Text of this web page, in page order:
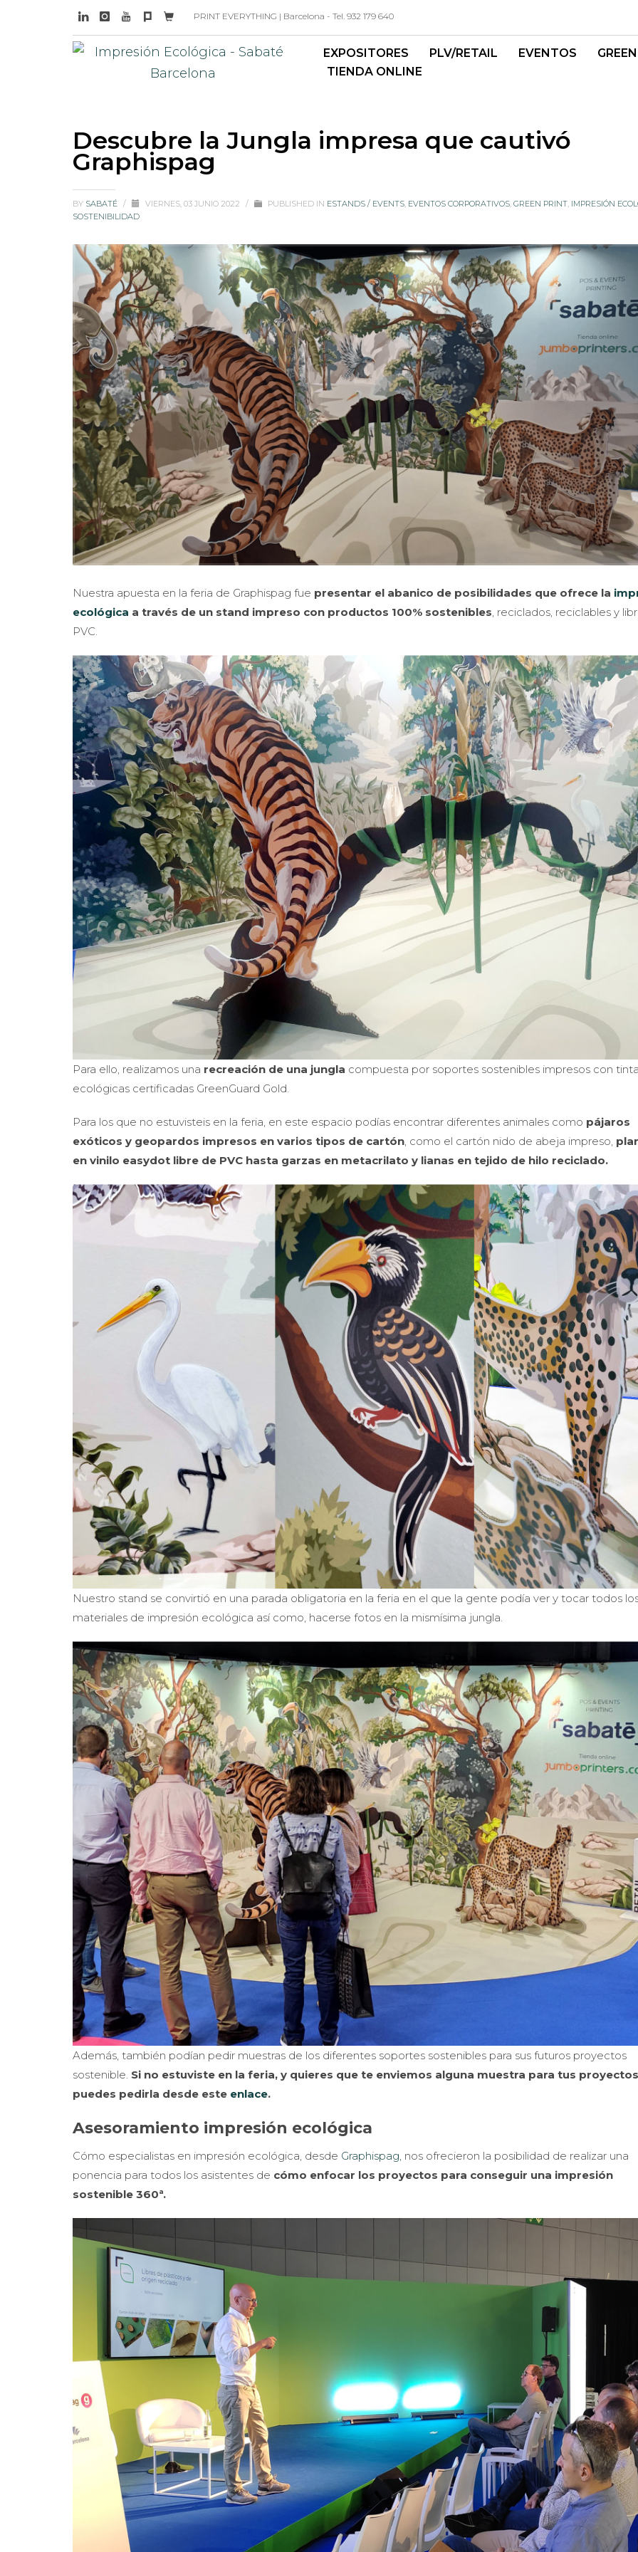
PRINT EVERYTHING | Barcelona - Tel. 932 179 640
EXPOSITORES PLV/RETAIL EVENTOS
TIENDA ONLINE
Descubre la Jungla impresa que cautivó
Graphispag
BY SABATÉ / VIERNES, 03 JUNIO 2022 / PUBLISHED IN ESTANDS / EVENTS, EVENTOS CORPORATIVOS, GREEN PRINT, IMPRESIÓN
SOSTENIBILIDAD
Nuestra apuesta en la feria de Graphispag fue presentar el abanico de posibilidades que ofrece la
ecológica a través de un stand impreso con productos 100% sostenibles , reciclados, reciclables y
PVC.
Para ello, realizamos una recreación de una jungla compuesta por soportes sostenibles impresos con
ecológicas certificadas GreenGuard Gold.
Para los que no estuvisteis en la feria, en este espacio podías encontrar diferentes animales como pájaros
exóticos y geopardos impresos en varios tipos de cartón , como el cartón nido de abeja impreso,
en vinilo easydot libre de PVC hasta garzas en metacrilato y lianas en tejido de hilo reciclado.
Nuestro stand se convirtió en una parada obligatoria en la feria en el que la gente podía ver y tocar todos
materiales de impresión ecológica así como, hacerse fotos en la mismísima jungla.
Además, también podían pedir muestras de los diferentes soportes sostenibles para sus futuros proyectos
sostenible. Si no estuviste en la feria, y quieres que te enviemos alguna muestra para tus
puedes pedirla desde este enlace.
Asesoramiento impresión ecológica
Cómo especialistas en impresión ecológica, desde Graphispag, nos ofrecieron la posibilidad de realizar una
ponencia para todos los asistentes de cómo enfocar los proyectos para conseguir una impresión
sostenible 360ª.